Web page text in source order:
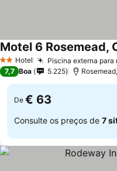
2 Estrelas
Hotel Piscina externa
Motel 6 Rosemead,
7,7 Boa 5.225
De € 63
Consulte os preços de 7